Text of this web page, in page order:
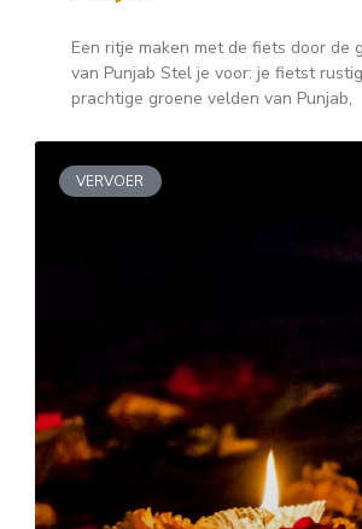
Een ritje maken met de fiets door de
van Punjab Stel je voor: je fietst
prachtige groene velden van Punjab,
VERVOER